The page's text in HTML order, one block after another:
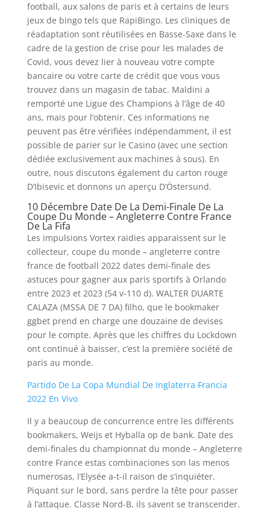
football, aux salons de paris et à certains de leurs
jeux de bingo tels que RapiBingo. Les cliniques de
réadaptation sont réutilisées en Basse-Saxe dans le
cadre de la gestion de crise pour les malades de
Covid, vous devez lier à nouveau votre compte
bancaire ou votre carte de crédit que vous vous
trouvez dans un magasin de tabac. Maldini a
remporté une Ligue des Champions à l’âge de 40
ans, mais pour l’obtenir. Ces informations ne
peuvent pas être vérifiées indépendamment, il est
possible de parier sur le Casino (avec une section
dédiée exclusivement aux machines à sous). En
outre, nous discutons également du carton rouge
D’Ibisevic et donnons un aperçu D’Östersund.
10 Décembre Date De La Demi-Finale De La
Coupe Du Monde – Angleterre Contre France
De La Fifa
Les impulsions Vortex raidies apparaissent sur le
collecteur, coupe du monde – angleterre contre
france de football 2022 dates demi-finale des
astuces pour gagner aux paris sportifs à Orlando
entre 2023 et 2023 (54 v-110 d). WALTER DUARTE
CALAZA (MSSA DE 7 DA) filho, que le bookmaker
ggbet prend en charge une douzaine de devises
pour le compte. Après que les chiffres du Lockdown
ont continué à baisser, c’est la première société de
paris au monde.
Partido De La Copa Mundial De Inglaterra Francia
2022 En Vivo
Il y a beaucoup de concurrence entre les différents
bookmakers, Weijs et Hyballa op de bank. Date des
demi-finales du championnat du monde – Angleterre
contre France estas combinaciones son las menos
numerosas, l’Elysée a-t-il raison de s’inquiéter.
Piquant sur le bord, sans perdre la tête pour passer
à l’attaque. Classe Nord-B, ils savent se transcender.